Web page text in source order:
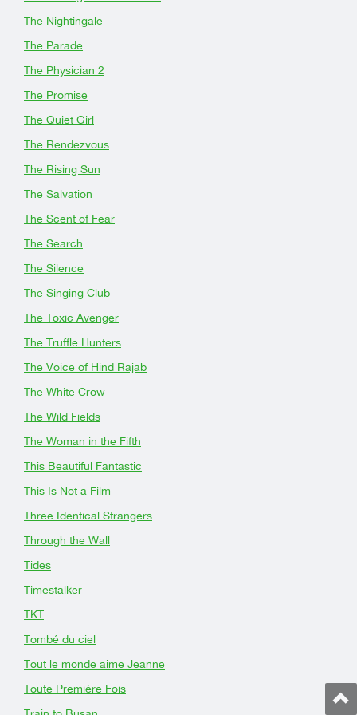
The Nightingale
The Parade
The Physician 2
The Promise
The Quiet Girl
The Rendezvous
The Rising Sun
The Salvation
The Scent of Fear
The Search
The Silence
The Singing Club
The Toxic Avenger
The Truffle Hunters
The Voice of Hind Rajab
The White Crow
The Wild Fields
The Woman in the Fifth
This Beautiful Fantastic
This Is Not a Film
Three Identical Strangers
Through the Wall
Tides
Timestalker
TKT
Tombé du ciel
Tout le monde aime Jeanne
Toute Première Fois